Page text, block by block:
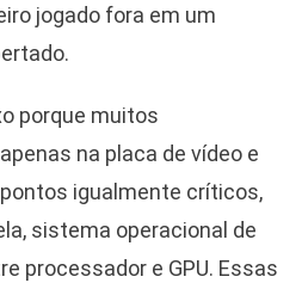
jogado fora em um
porque muitos
na placa de vídeo e
igualmente críticos,
sistema operacional de
processador e GPU. Essas